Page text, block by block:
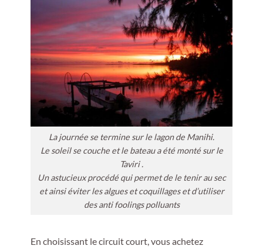
La journée se termine sur le lagon de Manihi.
Le soleil se couche et le bateau a été monté sur le
Taviri .
Un astucieux procédé qui permet de le tenir au sec
et ainsi éviter les algues et coquillages et d’utiliser
des anti foolings polluants
En choisissant le circuit court, vous achetez